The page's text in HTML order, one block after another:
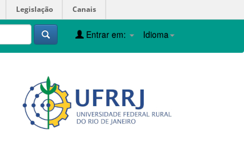
Legislação Canais
Idioma
Entrar em: